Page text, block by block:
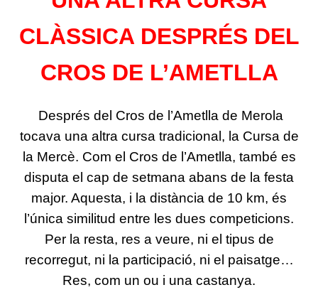
CLÀSSICA DESPRÉS DEL
CROS DE L’AMETLLA
Després del Cros de l’Ametlla de Merola
tocava una altra cursa tradicional, la Cursa de
la Mercè. Com el Cros de l’Ametlla, també es
disputa el cap de setmana abans de la festa
major. Aquesta, i la distància de 10 km, és
l’única similitud entre les dues competicions.
Per la resta, res a veure, ni el tipus de
recorregut, ni la participació, ni el paisatge…
Res, com un ou i una castanya.